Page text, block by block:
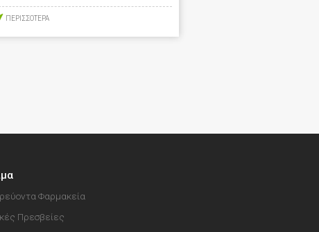
ΠΕΡΙΣΣΟΤΕΡΑ
Φαρμακεία
Πρεσβείες